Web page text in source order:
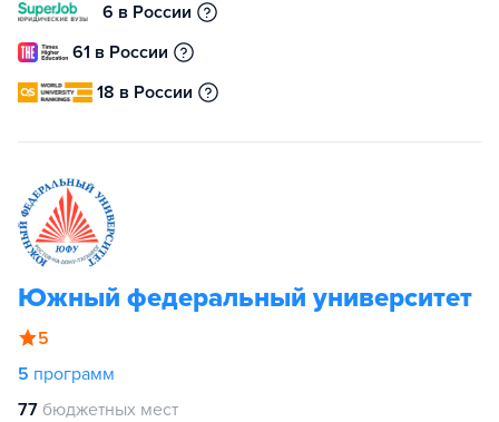
6 в России
61 в России
18 в России
Южный федеральный университет
5
5 программ
77 бюджетных мест